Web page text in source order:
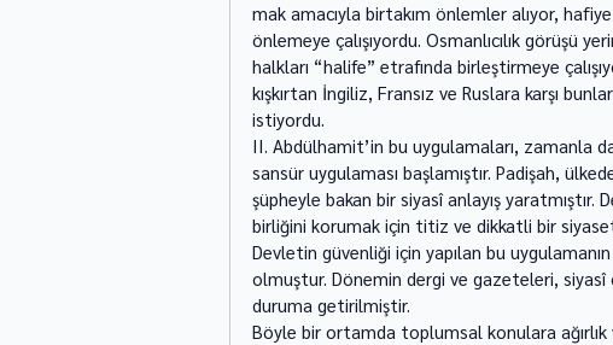
mak amacıyla birtakım önlemler alıyor,
önlemeye çalışıyordu. Osmanlı­cılık görüşü
halkları “halife” etrafında birleştirmeye
kışkırtan İngi­liz, Fransız ve Ruslara karşı
istiyordu.
II. Abdülhamit’in bu uygulamaları, zamanla
sansür uygulaması başla­mıştır. Padişah,
şüpheyle bakan bir siyasî anlayış yaratmıştır.
birliğini korumak için titiz ve dikkatli bir
Devletin güvenliği için yapılan bu
olmuştur. Dönemin dergi ve gazeteleri,
duruma getirilmiştir.
Böyle bir ortamda toplumsal konulara